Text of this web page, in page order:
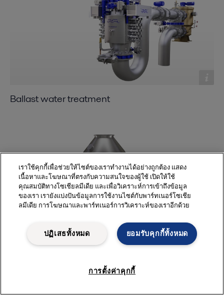
Ballast water treatment
เราใช้คุกกี้เพื่อช่วยให้ไซต์ของเราทำงานได้อย่างถูกต้อง แสดง
เนื้อหาและโฆษณาที่ตรงกับความสนใจของผู้ใช้ เปิดให้ใช้
คุณสมบัติทางโซเชียลมีเดีย และเพื่อวิเคราะห์การเข้าถึงข้อมูล
ของเรา เรายังแบ่งปันข้อมูลการใช้งานไซต์กับพาร์ทเนอร์โซเชีย
ลมีเดีย การโฆษณาและพาร์ทเนอร์การวิเคราะห์ของเราอีกด้วย
ยอมรับคุกกี้ทั้งหมด
ปฏิเสธทั้งหมด
การตั้งค่าคุกกี้